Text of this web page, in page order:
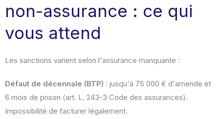
non-assurance : ce qui
vous attend
Les sanctions varient selon l'assurance manquante :
Défaut de décennale (BTP) : jusqu'à 75 000 € d'amende et
6 mois de prison (art. L. 243-3 Code des assurances).
Impossibilité de facturer légalement.